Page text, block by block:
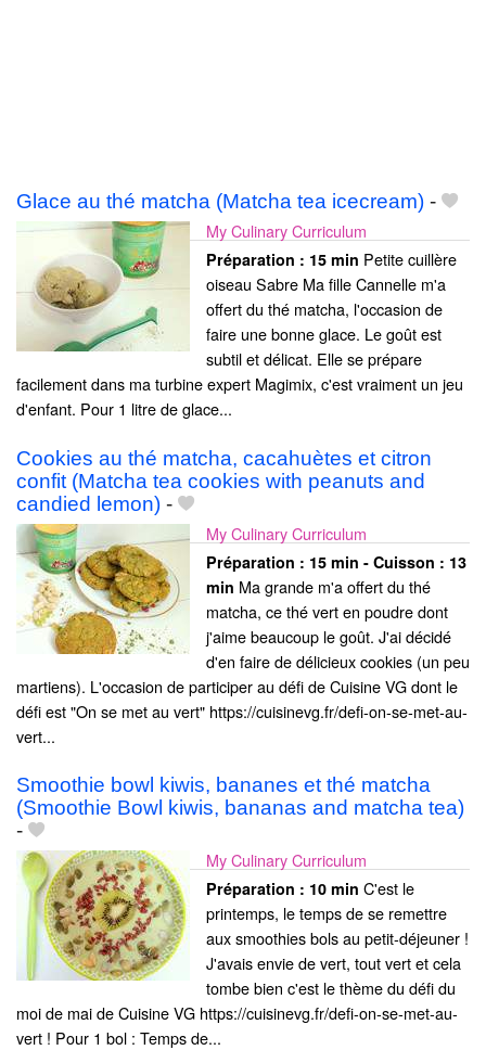
Glace au thé matcha (Matcha tea icecream) -
My Culinary Curriculum
Préparation : 15 min Petite cuillère
oiseau Sabre Ma fille Cannelle m'a
offert du thé matcha, l'occasion de
faire une bonne glace. Le goût est
subtil et délicat. Elle se prépare
facilement dans ma turbine expert Magimix, c'est vraiment un jeu
d'enfant. Pour 1 litre de glace...
Cookies au thé matcha, cacahuètes et citron
confit (Matcha tea cookies with peanuts and
candied lemon) -
My Culinary Curriculum
Préparation : 15 min - Cuisson : 13
min Ma grande m'a offert du thé
matcha, ce thé vert en poudre dont
j'aime beaucoup le goût. J'ai décidé
d'en faire de délicieux cookies (un peu
martiens). L'occasion de participer au défi de Cuisine VG dont le
défi est "On se met au vert" https://cuisinevg.fr/defi-on-se-met-au-
vert...
Smoothie bowl kiwis, bananes et thé matcha
(Smoothie Bowl kiwis, bananas and matcha tea)
-
My Culinary Curriculum
Préparation : 10 min C'est le
printemps, le temps de se remettre
aux smoothies bols au petit-déjeuner !
J'avais envie de vert, tout vert et cela
tombe bien c'est le thème du défi du
moi de mai de Cuisine VG https://cuisinevg.fr/defi-on-se-met-au-
vert ! Pour 1 bol : Temps de...